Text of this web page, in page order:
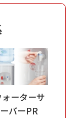
ォーターサ
ーバーPR